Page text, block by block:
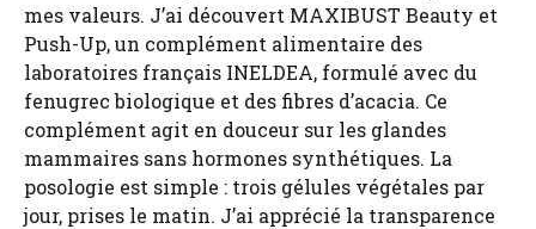
mes valeurs. J’ai découvert MAXIBUST Beauty et
Push-Up, un complément alimentaire des
laboratoires français INELDEA, formulé avec du
fenugrec biologique et des fibres d’acacia. Ce
complément agit en douceur sur les glandes
mammaires sans hormones synthétiques. La
posologie est simple : trois gélules végétales par
jour, prises le matin. J’ai apprécié la transparence